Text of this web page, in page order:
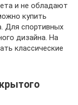
и не обладают
купить
Для спортивных
дизайна. На
классические